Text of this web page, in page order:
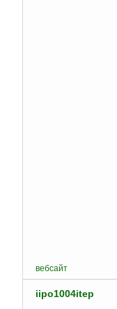
вебсайт
iipo1004itep